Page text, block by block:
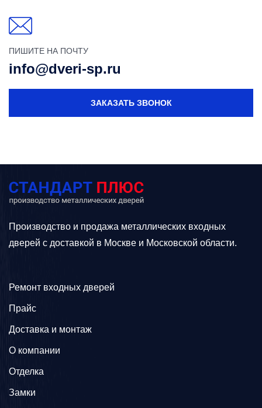
ПИШИТЕ НА ПОЧТУ
info@dveri-sp.ru
ЗАКАЗАТЬ ЗВОНОК
Производство и продажа металлических входных
дверей с доставкой в Москве и Московской области.
Ремонт входных дверей
Прайс
Доставка и монтаж
О компании
Отделка
Замки